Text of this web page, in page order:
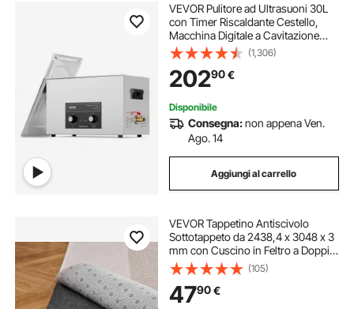
VEVOR Pulitore ad Ultrasuoni 30L
con Timer Riscaldante Cestello,
Macchina Digitale a Cavitazione
Sonica, Pulitrice Ultrasuoni 600 W
per Strumenti di Orologi, Occhiali,
Monete, Utensili Metallici
(1,306)
20290€
Disponibile
Consegna:non appena Ven.
Ago. 14
Aggiungi al carrello
VEVOR Tappetino Antiscivolo
Sottotappeto da 2438,4 x 3048 x 3
mm con Cuscino in Feltro a Doppia
Superficie e Antiscivolo in Gomma,
Protezione per Pavimenti in Legno
per Tutti i Pavimenti, Finiture
(105)
4790€